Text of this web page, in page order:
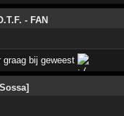
- FAN
graag bij geweest